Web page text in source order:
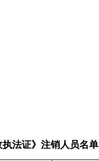
法证》注销人员名单